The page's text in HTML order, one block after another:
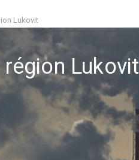
Lukovit
Lukovit